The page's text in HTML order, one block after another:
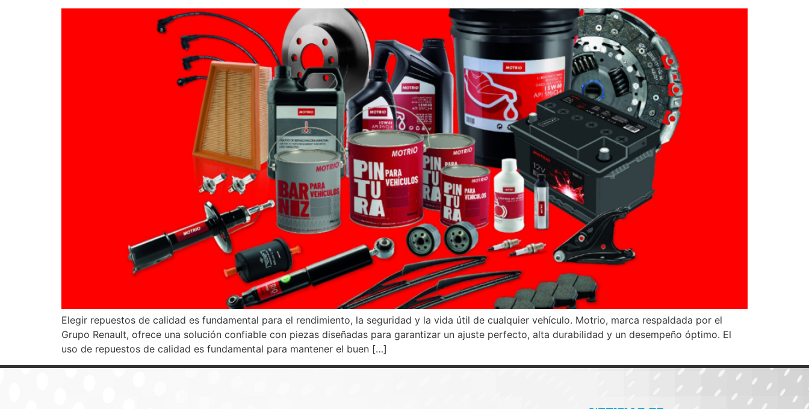
Elegir repuestos de calidad es fundamental para el rendimiento, la seguridad y la vida útil de cualquier vehículo. Motrio, marca respaldada por el
Grupo Renault, ofrece una solución confiable con piezas diseñadas para garantizar un ajuste perfecto, alta durabilidad y un desempeño óptimo. El
uso de repuestos de calidad es fundamental para mantener el buen […]